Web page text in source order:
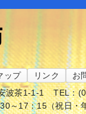
ップ リンク
お
波茶1-1-1
TEL：
～17：15（祝日・